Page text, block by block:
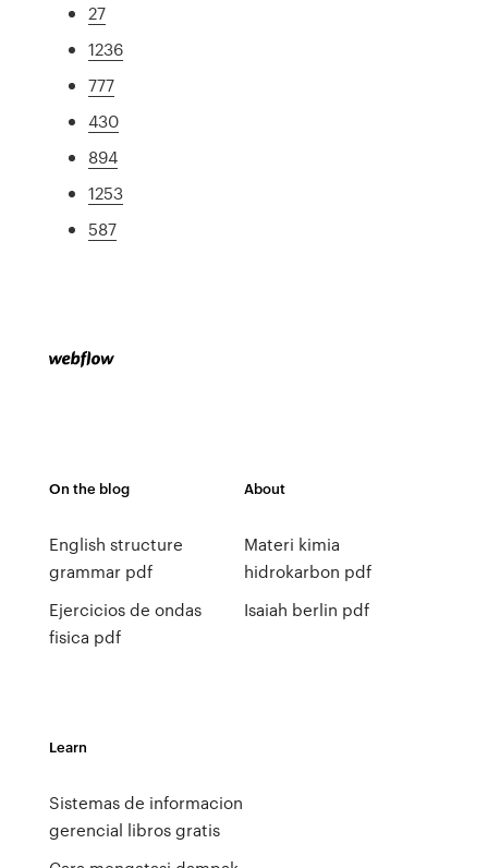
27
1236
777
430
894
1253
587
On the blog
English structure
grammar pdf
Ejercicios de ondas
fisica pdf
About
Materi kimia
hidrokarbon pdf
Isaiah berlin pdf
Learn
Sistemas de informacion
gerencial libros gratis